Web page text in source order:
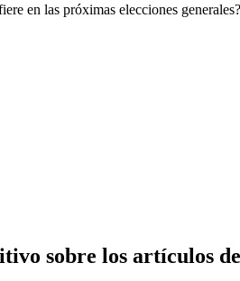
en las próximas elecciones generales?
sobre los artículos